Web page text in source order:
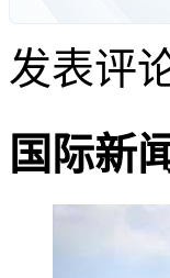
发表评
国际新